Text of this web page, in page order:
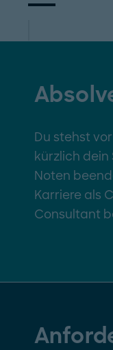
Du stehst
kürzlich
Noten
Karriere als
Consultant